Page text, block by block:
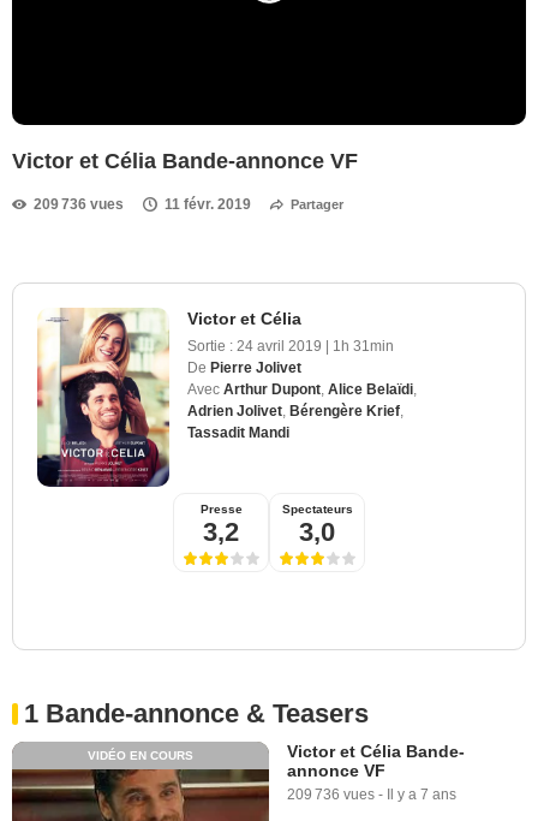
Victor et Célia Bande-annonce VF
209 736 vues 11 févr. 2019 Partager
Victor et Célia
Sortie : 24 avril 2019 | 1h 31min
De Pierre Jolivet
Avec Arthur Dupont Alice Belaïdi
Adrien Jolivet Bérengère Krief
Tassadit Mandi
Presse
3,2
Spectateurs
3,0
1 Bande-annonce & Teasers
VIDÉO EN COURS
Victor et Célia Bande-
annonce VF
209 736 vues - Il y a 7 ans